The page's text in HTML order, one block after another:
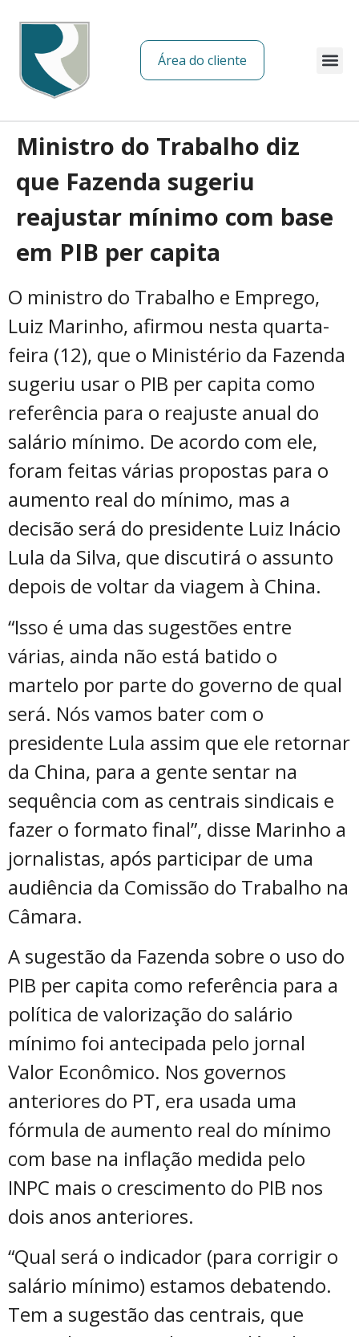
Área do cliente
Ministro do Trabalho diz
que Fazenda sugeriu
reajustar mínimo com base
em PIB per capita
O ministro do Trabalho e Emprego,
Luiz Marinho, afirmou nesta quarta-
feira (12), que o Ministério da Fazenda
sugeriu usar o PIB per capita como
referência para o reajuste anual do
salário mínimo. De acordo com ele,
foram feitas várias propostas para o
aumento real do mínimo, mas a
decisão será do presidente Luiz Inácio
Lula da Silva, que discutirá o assunto
depois de voltar da viagem à China.
“Isso é uma das sugestões entre
várias, ainda não está batido o
martelo por parte do governo de qual
será. Nós vamos bater com o
presidente Lula assim que ele retornar
da China, para a gente sentar na
sequência com as centrais sindicais e
fazer o formato final”, disse Marinho a
jornalistas, após participar de uma
audiência da Comissão do Trabalho na
Câmara.
A sugestão da Fazenda sobre o uso do
PIB per capita como referência para a
política de valorização do salário
mínimo foi antecipada pelo jornal
Valor Econômico. Nos governos
anteriores do PT, era usada uma
fórmula de aumento real do mínimo
com base na inflação medida pelo
INPC mais o crescimento do PIB nos
dois anos anteriores.
“Qual será o indicador (para corrigir o
salário mínimo) estamos debatendo.
Tem a sugestão das centrais, que